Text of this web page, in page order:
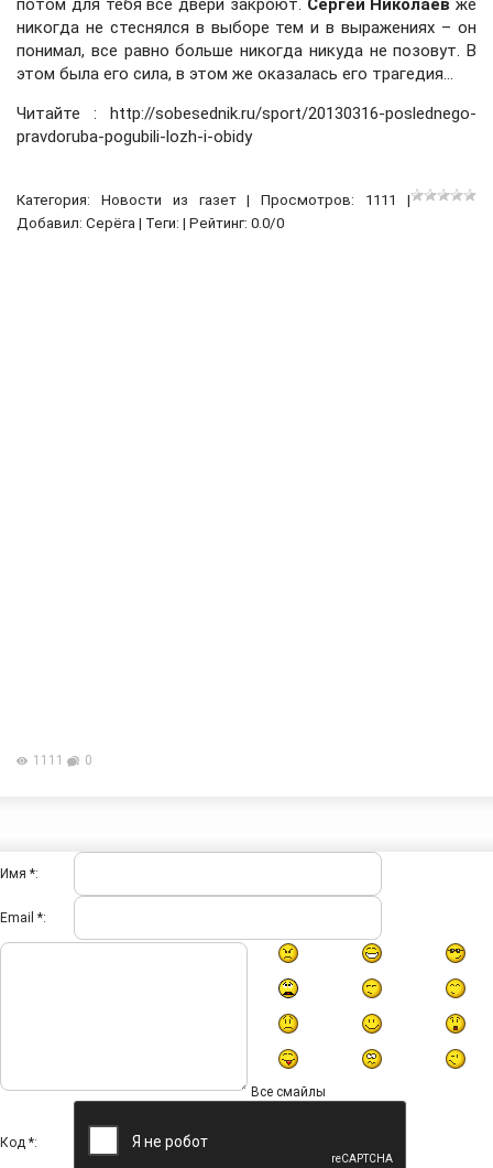
потом для тебя все двери закроют. Сергей Николаев же
никогда не стеснялся в выборе тем и в выражениях – он
понимал, все равно больше никогда никуда не позовут. В
этом была его сила, в этом же оказалась его трагедия…
Читайте : http://sobesednik.ru/sport/20130316-poslednego-
pravdoruba-pogubili-lozh-i-obidy
Категория: Новости из газет| Просмотров: 1111 |
Добавил: Серёга | Теги: | Рейтинг: 0.0/0
1111 0
Имя *:
Email *:
Все смайлы
Код *: